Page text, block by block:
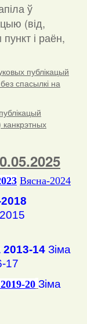
ў
(від,
і раён,
публікацый
спасылкі на
Вясна-2024
2013-14 Зіма
17
20 Зіма